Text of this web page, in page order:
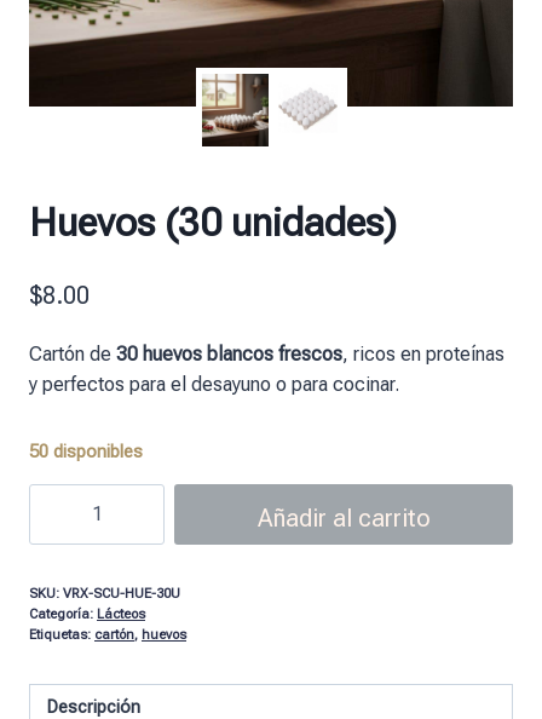
Huevos (30 unidades)
$8.00
Cartón de 30 huevos blancos frescos, ricos en proteínas
y perfectos para el desayuno o para cocinar.
50 disponibles
Añadir al carrito
SKU: VRX-SCU-HUE-30U
Categoría: Lácteos
Etiquetas: cartón, huevos
Descripción